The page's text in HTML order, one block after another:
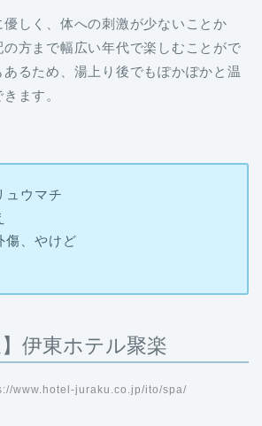
しく、体への刺激が少ないことか
方まで幅広い年代で楽しむことがで
るため、湯上り後でもぽかぽかと温
ます。
ュウマチ
傷、やけど
】伊東ホテル聚楽
www.hotel-juraku.co.jp/ito/spa/